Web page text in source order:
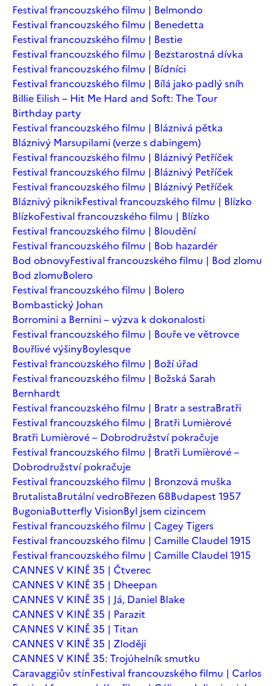
Festival francouzského filmu | Belmondo
Festival francouzského filmu | Benedetta
Festival francouzského filmu | Bestie
Festival francouzského filmu | Bezstarostná dívka
Festival francouzského filmu | Bídníci
Festival francouzského filmu | Bílá jako padlý sníh
Billie Eilish – Hit Me Hard and Soft: The Tour
Birthday party
Festival francouzského filmu | Bláznivá pětka
Bláznivý Marsupilami (verze s dabingem)
Festival francouzského filmu | Bláznivý Petříček
Festival francouzského filmu | Bláznivý Petříček
Festival francouzského filmu | Bláznivý Petříček
Bláznivý piknikFestival francouzského filmu | Blízko
BlízkoFestival francouzského filmu | Blízko
Festival francouzského filmu | Bloudění
Festival francouzského filmu | Bob hazardér
Bod obnovyFestival francouzského filmu | Bod zlomu
Bod zlomuBolero
Festival francouzského filmu | Bolero
Bombastický Johan
Borromini a Bernini – výzva k dokonalosti
Festival francouzského filmu | Bouře ve větrovce
Bouřlivé výšinyBoylesque
Festival francouzského filmu | Boží úřad
Festival francouzského filmu | Božská Sarah
Bernhardt
Festival francouzského filmu | Bratr a sestraBratři
Festival francouzského filmu | Bratři Lumièrové
Bratři Lumièrové – Dobrodružství pokračuje
Festival francouzského filmu | Bratři Lumièrové –
Dobrodružství pokračuje
Festival francouzského filmu | Bronzová muška
BrutalistaBrutální vedroBřezen 68Budapest 1957
BugoniaButterfly VisionByl jsem cizincem
Festival francouzského filmu | Cagey Tigers
Festival francouzského filmu | Camille Claudel 1915
Festival francouzského filmu | Camille Claudel 1915
CANNES V KINĚ 35 | Čtverec
CANNES V KINĚ 35 | Dheepan
CANNES V KINĚ 35 | Já, Daniel Blake
CANNES V KINĚ 35 | Parazit
CANNES V KINĚ 35 | Titan
CANNES V KINĚ 35 | Zloději
CANNES V KINĚ 35: Trojúhelník smutku
Caravaggiův stínFestival francouzského filmu | Carlos